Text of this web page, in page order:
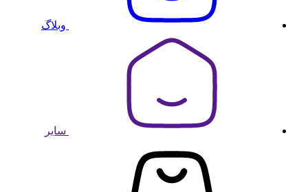
وبلاگ
سایر